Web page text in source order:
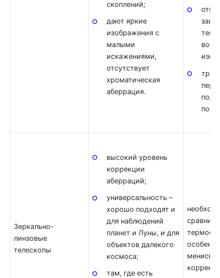
скоплений;
дают яркие
изображения с
малыми
искажениями,
отсутствует
хроматическая
аберрация.
Зеркально-
линзовые
телескопы
высокий уровень
коррекции
аберраций;
универсальность –
хорошо подходят и
для наблюдений
планет и Луны, и для
объектов далекого
космоса;
там, где есть